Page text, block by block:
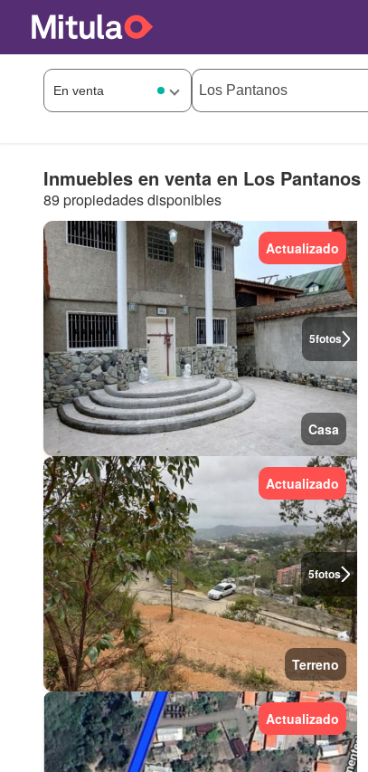
Inmuebles en venta en Los Pantanos
89 propiedades disponibles
5fotos
Actualizado
Casa
5fotos
Actualizado
Terreno
Actualizado